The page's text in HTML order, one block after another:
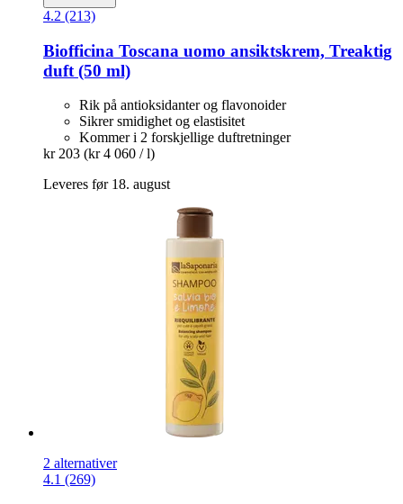
4.2 (213)
Biofficina Toscana uomo ansiktskrem, Treaktig
duft (50 ml)
Rik på antioksidanter og flavonoider
Sikrer smidighet og elastisitet
Kommer i 2 forskjellige duftretninger
kr 203 (kr 4 060 / l)
Leveres før 18. august
2 alternativer
4.1 (269)